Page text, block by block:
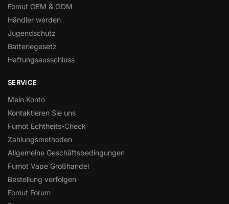
Fomut OEM & ODM
Händler werden
Jugendschutz
Batteriegesetz
Haftungsausschluss
SERVICE
Mein Konto
Kontaktieren Sie uns
Fumot Echtheits-Check
Zahlungsmethoden
Allgemeine Geschäftsbedingungen
Fumot Vape Großhandel
Bestellung verfolgen
Fomut Forum